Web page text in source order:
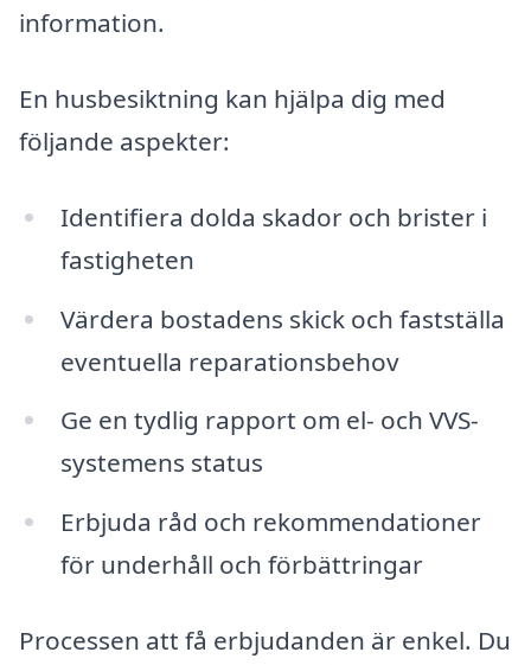
information.
En husbesiktning kan hjälpa dig med
följande aspekter:
Identifiera dolda skador och brister i
fastigheten
Värdera bostadens skick och fastställa
eventuella reparationsbehov
Ge en tydlig rapport om el- och VVS-
systemens status
Erbjuda råd och rekommendationer
för underhåll och förbättringar
Processen att få erbjudanden är enkel. Du